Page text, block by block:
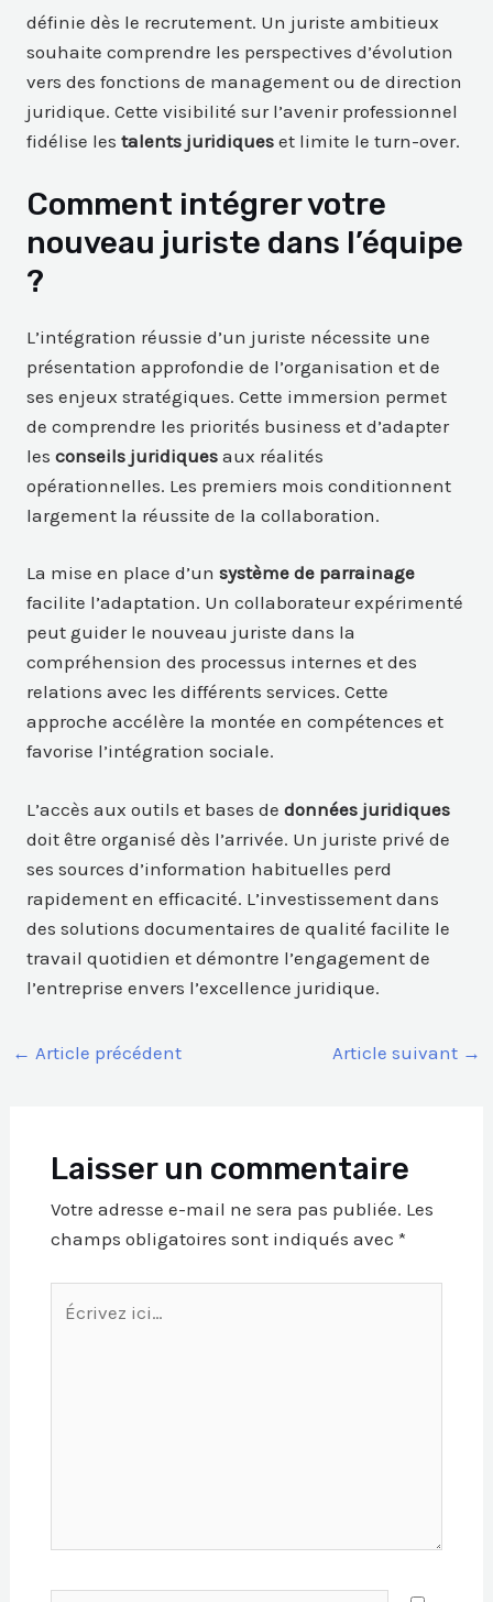
définie dès le recrutement. Un juriste ambitieux
souhaite comprendre les perspectives d’évolution
vers des fonctions de management ou de direction
juridique. Cette visibilité sur l’avenir professionnel
fidélise lestalents juridiques et limite le turn-over.
Comment intégrer votre
nouveau juriste dans l’équipe
?
L’intégration réussie d’un juriste nécessite une
présentation approfondie de l’organisation et de
ses enjeux stratégiques. Cette immersion permet
de comprendre les priorités business et d’adapter
les conseils juridiques aux réalités
opérationnelles. Les premiers mois conditionnent
largement la réussite de la collaboration.
La mise en place d’un système de parrainage
facilite l’adaptation. Un collaborateur expérimenté
peut guider le nouveau juriste dans la
compréhension des processus internes et des
relations avec les différents services. Cette
approche accélère la montée en compétences et
favorise l’intégration sociale.
L’accès aux outils et bases dedonnées juridiques
doit être organisé dès l’arrivée. Un juriste privé de
ses sources d’information habituelles perd
rapidement en efficacité. L’investissement dans
des solutions documentaires de qualité facilite le
travail quotidien et démontre l’engagement de
l’entreprise envers l’excellence juridique.
← Article précédent Article suivant →
Laisser un commentaire
Votre adresse e-mail ne sera pas publiée. Les
champs obligatoires sont indiqués avec *
ici…